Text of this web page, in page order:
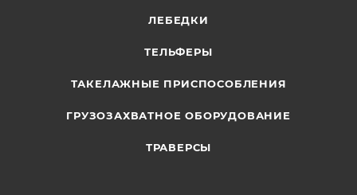
ЛЕБЕДКИ
ТЕЛЬФЕРЫ
ТАКЕЛАЖНЫЕ ПРИСПОСОБЛЕНИЯ
ГРУЗОЗАХВАТНОЕ ОБОРУДОВАНИЕ
ТРАВЕРСЫ